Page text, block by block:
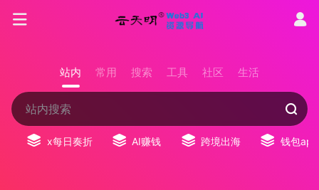
站内 常用 搜索 工具 社区 生活
x每日奏折 AI赚钱 跨境出海 钱包app